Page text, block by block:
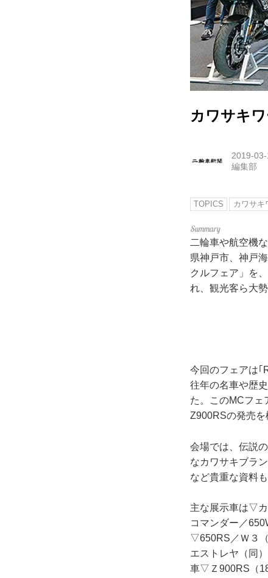
カワサキ
2019-03-
編集部
TOPICS カワサキ
二輪車や航空機
県神戸市、神戸
クルフェア」を
れ、観光客ら大
今回のフェアは｢
往年の名車や歴
た。このMCフェ
Z900RSの発売を
会場では、伝説
なカワサキブラ
など貴重な資料
主な展示車は▽
コマンダー／
▽650RS／Ｗ３
エストレヤ（同
車▽Ｚ900RS（